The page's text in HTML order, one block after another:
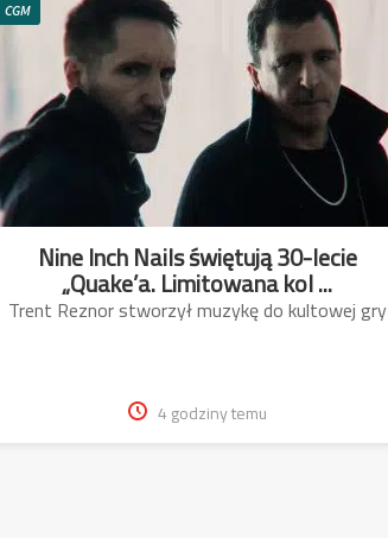
CGM
Nine Inch Nails świętują 30-lecie
„Quake’a. Limitowana kol ...
Trent Reznor stworzył muzykę do kultowej gry
4 godziny temu